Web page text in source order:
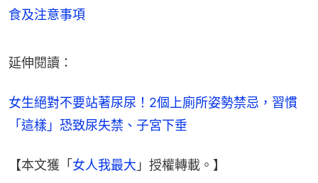
食及注意事項
延伸閱讀：
女生絕對不要站著尿尿！2個上廁所姿勢禁忌，習慣
「這樣」恐致尿失禁、子宮下垂
【本文獲「女人我最大 」授權轉載。】